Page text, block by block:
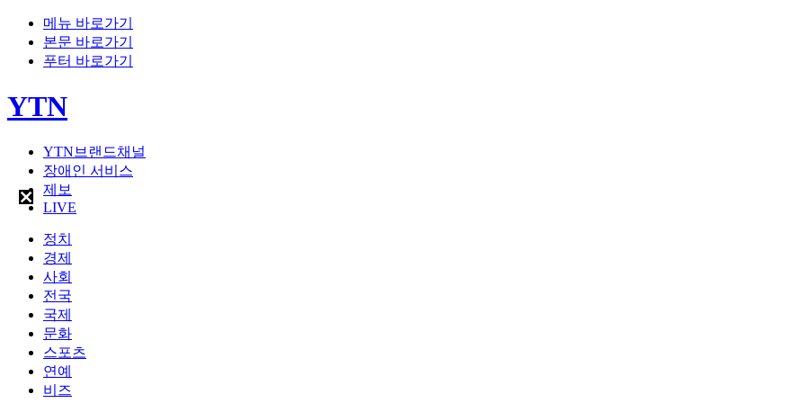
메뉴 바로가기
본문 바로가기
푸터 바로가기
YTN
YTN브랜드채널
장애인 서비스
제보
LIVE
정치
경제
사회
전국
국제
문화
스포츠
연예
비즈